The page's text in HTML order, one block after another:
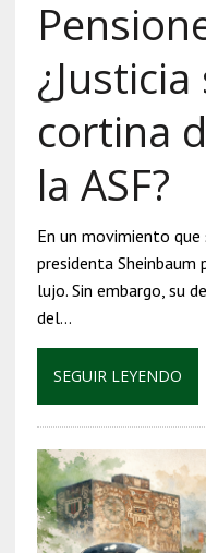
cortina
la ASF?
En un movimiento que
presidenta Sheinbaum
lujo. Sin embargo, su
del…
SEGUIR LEYENDO